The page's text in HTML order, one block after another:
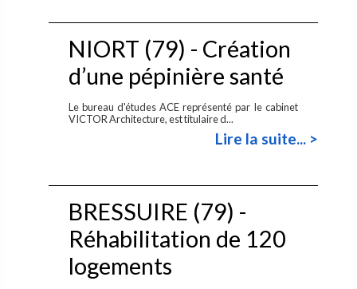
NIORT (79) - Création
d’une pépinière santé
Le bureau d'études ACE représenté par le cabinet
VICTOR Architecture, est titulaire d...
Lire la suite... >
BRESSUIRE (79) -
Réhabilitation de 120
logements